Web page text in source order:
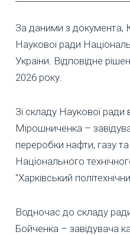
За даними з документа,
Наукової ради
України. Відповідне
2026 року.
Зі складу Наукової
Мірошниченка –
переробки нафти, газу
Національного
"Харківський
Водночас до складу
Бойченка – завідувача